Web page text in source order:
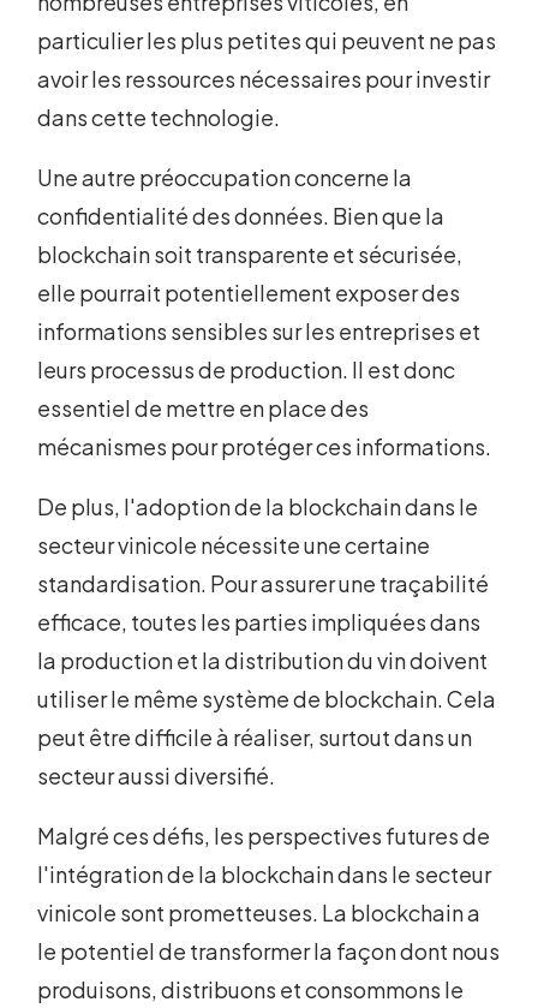
particulier les plus petites qui peuvent ne pas
avoir les ressources nécessaires pour investir
dans cette technologie.
Une autre préoccupation concerne la
confidentialité des données. Bien que la
blockchain soit transparente et sécurisée,
elle pourrait potentiellement exposer des
informations sensibles sur les entreprises et
leurs processus de production. Il est donc
essentiel de mettre en place des
mécanismes pour protéger ces informations.
De plus, l'adoption de la blockchain dans le
secteur vinicole nécessite une certaine
standardisation. Pour assurer une traçabilité
efficace, toutes les parties impliquées dans
la production et la distribution du vin doivent
utiliser le même système de blockchain. Cela
peut être difficile à réaliser, surtout dans un
secteur aussi diversifié.
Malgré ces défis, les perspectives futures de
l'intégration de la blockchain dans le secteur
vinicole sont prometteuses. La blockchain a
le potentiel de transformer la façon dont nous
produisons, distribuons et consommons le